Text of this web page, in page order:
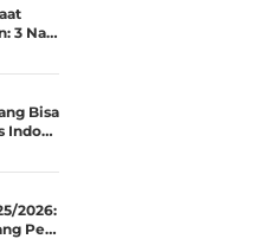
3 Na…
Bisa
Indo…
2026:
Pe…